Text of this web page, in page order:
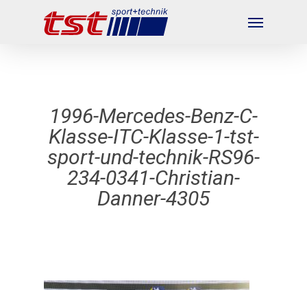
Menu
1996-Mercedes-Benz-C-
Klasse-ITC-Klasse-1-tst-
sport-und-technik-RS96-
234-0341-Christian-
Danner-4305